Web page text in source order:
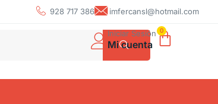
928 717 386 imfercansl@hotmail.com
Iniciar Sesión
Mi cuenta
0